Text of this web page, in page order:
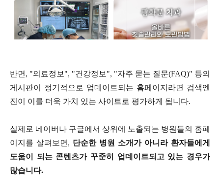
반면, "의료정보", "건강정보", "자주 묻는 질문(FAQ)" 등의
게시판이 정기적으로 업데이트되는 홈페이지라면 검색엔
진이 이를 더욱 가치 있는 사이트로 평가하게 됩니다.
실제로 네이버나 구글에서 상위에 노출되는 병원들의 홈페
이지를 살펴보면, 단순한 병원 소개가 아니라 환자들에게
도움이 되는 콘텐츠가 꾸준히 업데이트되고 있는 경우가
많습니다.